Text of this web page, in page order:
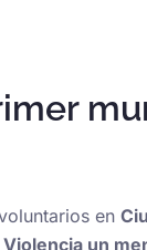
en
Violencia un